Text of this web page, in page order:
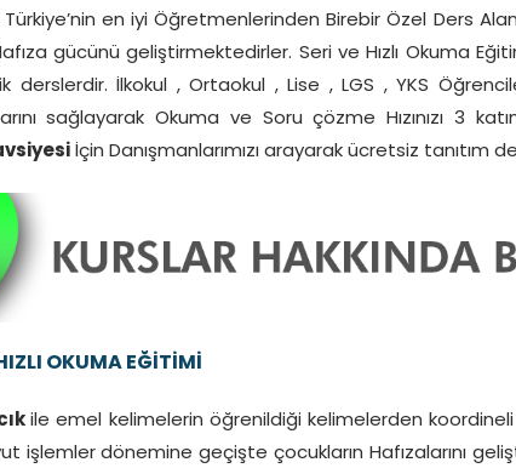
Türkiye’nin en iyi Öğretmenlerinden Birebir Özel Ders
gücünü geliştirmektedirler. Seri ve Hızlı Okuma
derslerdir. İlkokul , Ortaokul , Lise , LGS , YKS
sağlayarak Okuma ve Soru çözme Hızınızı 3
İçin Danışmanlarımızı arayarak ücretsiz tanıtım
OKUMA EĞİTİMİ
ile emel kelimelerin öğrenildiği kelimelerden
işlemler dönemine geçişte çocukların Hafızalarını